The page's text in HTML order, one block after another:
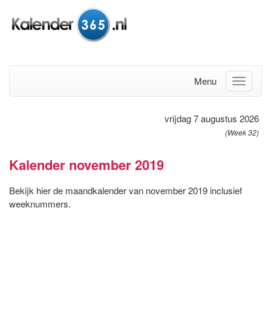
Menu
vrijdag 7 augustus 2026
(Week 32)
Kalender november 2019
Bekijk hier de maandkalender van november 2019 inclusief
weeknummers.